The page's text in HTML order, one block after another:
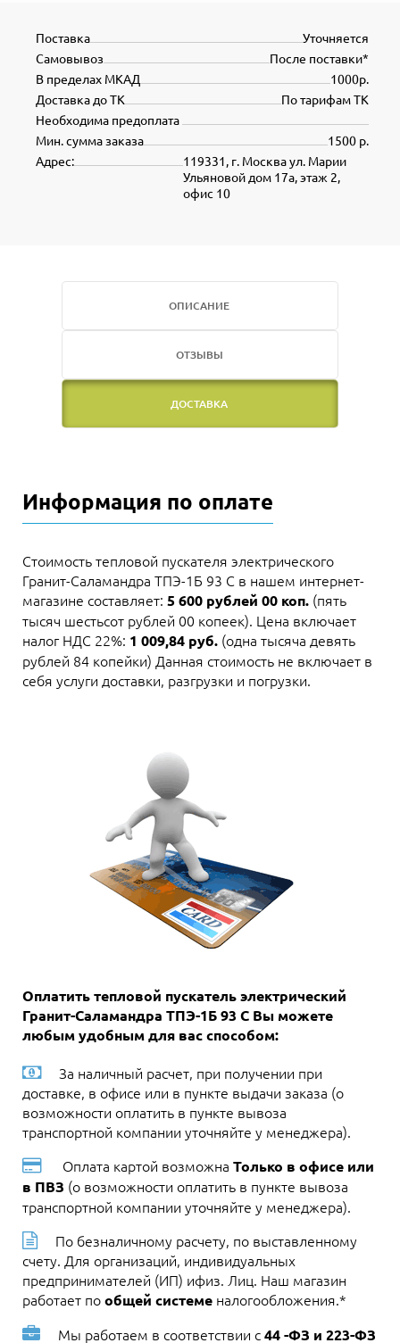
Уточняется
Поставка
После поставки*
Самовывоз
1000р.
В пределах МКАД
По тарифам ТК
Доставка до ТК
Необходима предоплата
1500 р.
Мин. сумма заказа
119331, г. Москва ул. Марии
Ульяновой дом 17а, этаж 2,
офис 10
Адрес:
ОПИСАНИЕ
ОТЗЫВЫ
ДОСТАВКА
Информация по оплате
Стоимость тепловой пускателя электрического
Гранит-Саламандра ТПЭ-1Б 93 C в нашем интернет-
магазине составляет: 5 600 рублей 00 коп. (пять
тысяч шестьсот рублей 00 копеек). Цена включает
налог НДС 22%: 1 009,84 руб. (одна тысяча девять
рублей 84 копейки) Данная стоимость не включает в
себя услуги доставки, разгрузки и погрузки.
Оплатить тепловой пускатель электрический
Гранит-Саламандра ТПЭ-1Б 93 C Вы можете
любым удобным для вас способом:
За наличный расчет, при получении при
доставке, в офисе или в пункте выдачи заказа (о
возможности оплатить в пункте вывоза
транспортной компании уточняйте у менеджера).
Оплата картой возможна Только в офисе или
в ПВЗ (о возможности оплатить в пункте вывоза
транспортной компании уточняйте у менеджера).
По безналичному расчету, по выставленному
счету. Для организаций, индивидуальных
предпринимателей (ИП) ифиз. Лиц. Наш магазин
работает пообщей системе налогообложения.*
Мы работаем в соответствии с44 -ФЗ и 223-ФЗ